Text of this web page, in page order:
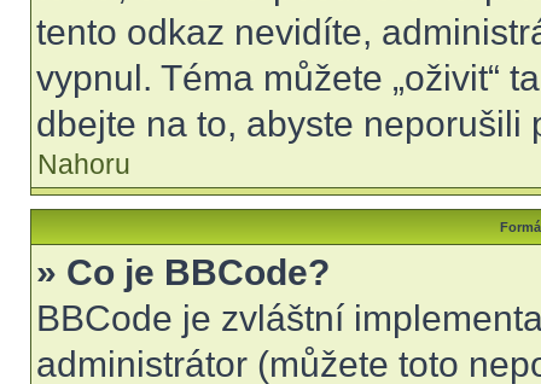
tento odkaz nevidíte,
vypnul. Téma můžete „oživit“
dbejte na to, abyste neporušili
Nahoru
» Co je BBCode?
BBCode je zvláštní
administrátor (můžete toto